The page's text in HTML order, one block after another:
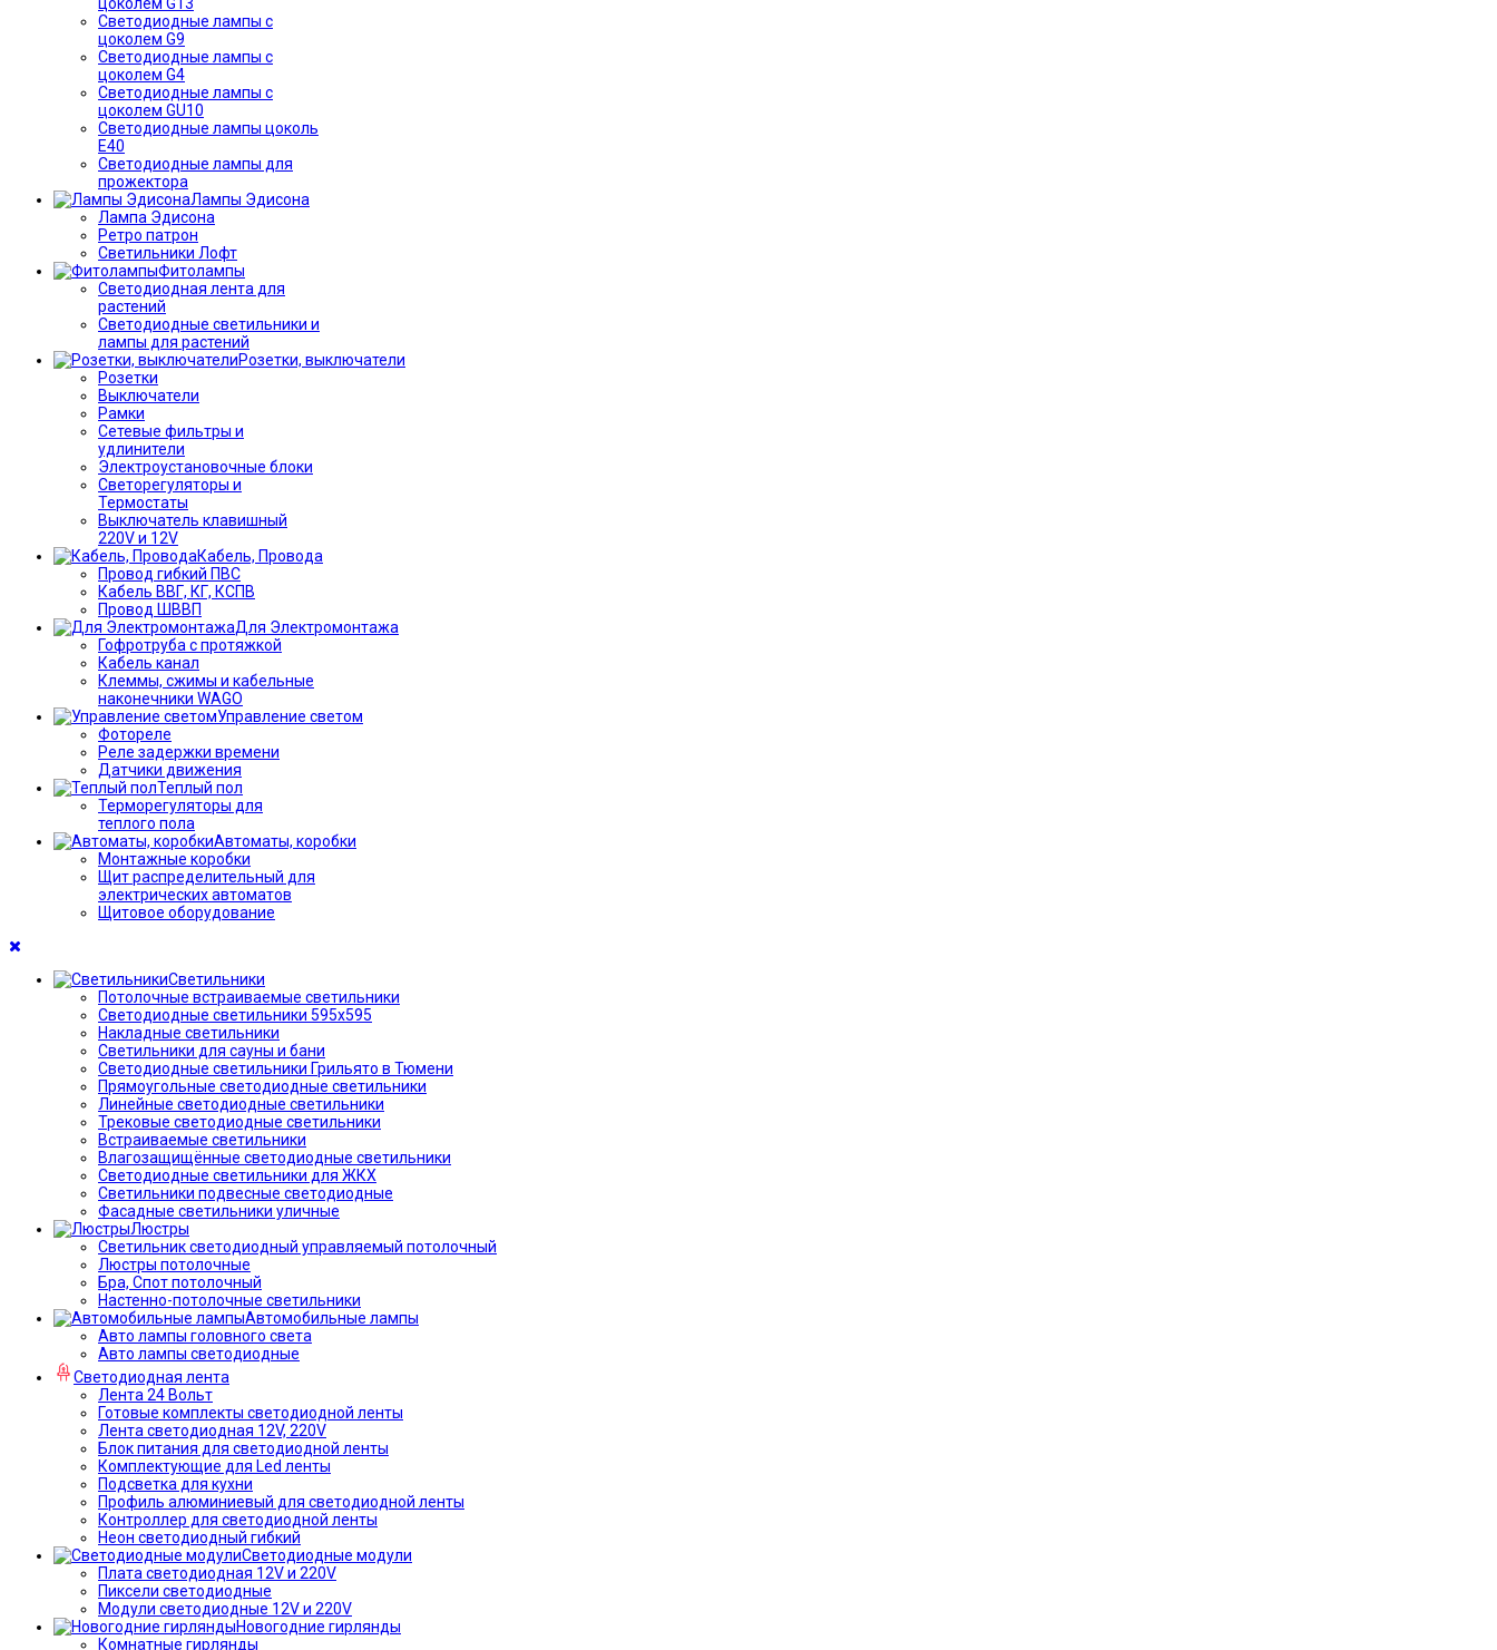
Светодиодные лампы с
цоколем G9
Светодиодные лампы с
цоколем G4
Светодиодные лампы с
цоколем GU10
Светодиодные лампы цоколь
Е40
Светодиодные лампы для
прожектора
Лампы Эдисона
Лампа Эдисона
Ретро патрон
Светильники Лофт
Фитолампы
Светодиодная лента для
растений
Светодиодные светильники и
лампы для растений
Розетки, выключатели
Розетки
Выключатели
Рамки
Сетевые фильтры и
удлинители
Электроустановочные блоки
Светорегуляторы и
Термостаты
Выключатель клавишный
220V и 12V
Кабель, Провода
Провод гибкий ПВС
Кабель ВВГ, КГ, КСПВ
Провод ШВВП
Для Электромонтажа
Гофротруба с протяжкой
Кабель канал
Клеммы, сжимы и кабельные
наконечники WAGO
Управление светом
Фотореле
Реле задержки времени
Датчики движения
Теплый пол
Терморегуляторы для
теплого пола
Автоматы, коробки
Монтажные коробки
Щит распределительный для
электрических автоматов
Щитовое оборудование
Светильники
Потолочные встраиваемые светильники
Светодиодные светильники 595х595
Накладные светильники
Светильники для сауны и бани
Светодиодные светильники Грильято в Тюмени
Прямоугольные светодиодные светильники
Линейные светодиодные светильники
Трековые светодиодные светильники
Встраиваемые светильники
Влагозащищённые светодиодные светильники
Светодиодные светильники для ЖКХ
Светильники подвесные светодиодные
Фасадные светильники уличные
Люстры
Светильник светодиодный управляемый потолочный
Люстры потолочные
Бра, Спот потолочный
Настенно-потолочные светильники
Автомобильные лампы
Авто лампы головного света
Авто лампы светодиодные
Светодиодная лента
Лента 24 Вольт
Готовые комплекты светодиодной ленты
Лента светодиодная 12V, 220V
Блок питания для светодиодной ленты
Комплектующие для Led ленты
Подсветка для кухни
Профиль алюминиевый для светодиодной ленты
Контроллер для светодиодной ленты
Неон светодиодный гибкий
Светодиодные модули
Плата светодиодная 12V и 220V
Пиксели светодиодные
Модули светодиодные 12V и 220V
Новогодние гирлянды
Комнатные гирлянды